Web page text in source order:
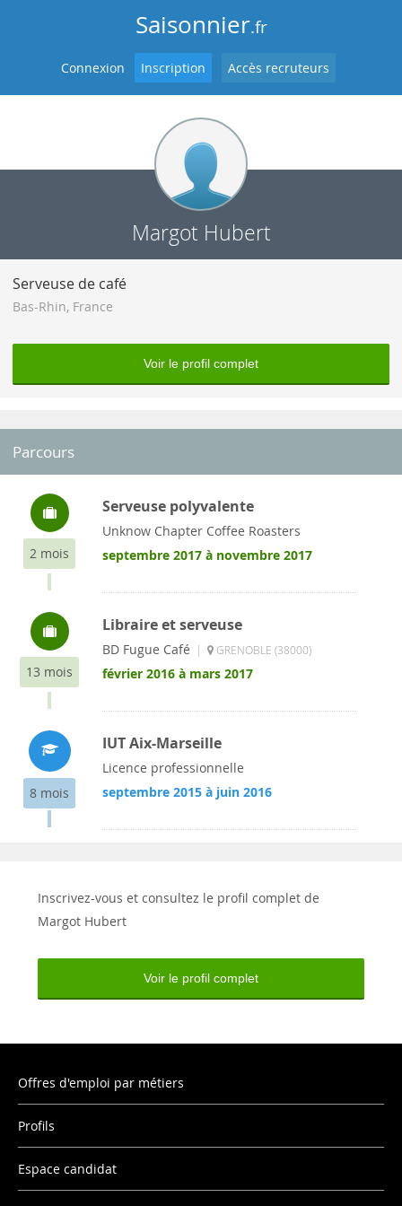
Saisonnier.fr
Connexion Inscription Accès recruteurs
Margot Hubert
Serveuse de café
Bas-Rhin, France
Voir le profil complet
Parcours
2 mois
Serveuse polyvalente
Unknow Chapter Coffee Roasters
septembre 2017 à novembre 2017
13 mois
Libraire et serveuse
BD Fugue Café | GRENOBLE (38000)
février 2016 à mars 2017
8 mois
IUT Aix-Marseille
Licence professionnelle
septembre 2015 à juin 2016
Inscrivez-vous et consultez le profil complet de
Margot Hubert
Voir le profil complet
Offres d'emploi par métiers
Profils
Espace candidat